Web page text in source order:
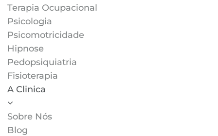
Terapia Ocupacional
Psicologia
Psicomotricidade
Hipnose
Pedopsiquiatria
Fisioterapia
A Clinica
Sobre Nós
Blog